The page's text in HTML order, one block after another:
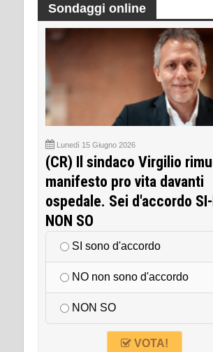
Sondaggi online
Lunedì 15 Giugno 2026
(CR) Il sindaco Virgilio
manifesto pro vita davanti
ospedale. Sei d'accordo
NON SO
SI sono d'accordo
NO non sono d'accordo
NON SO
VOTA!